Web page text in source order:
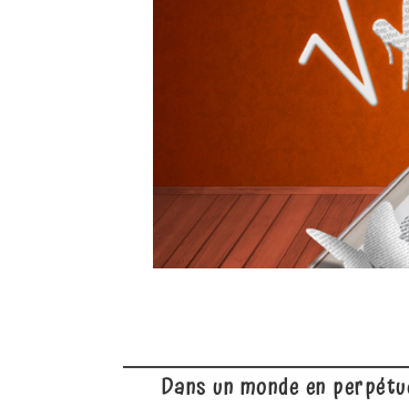
Dans un monde en